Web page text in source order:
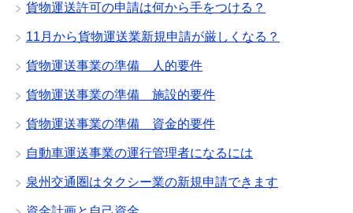
貨物運送許可の申請は何から手をつける？
11月から貨物運送業新規申請が厳しくなる？
貨物運送事業の準備 人的要件
貨物運送事業の準備 施設的要件
貨物運送事業の準備 資金的要件
自動車運送事業の運行管理者になるには
泉州交通圏はタクシー業の新規申請できます